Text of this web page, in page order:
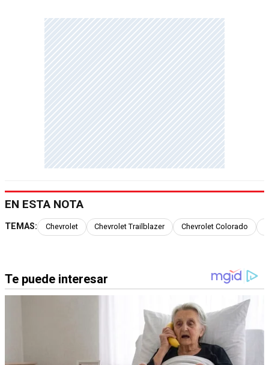
EN ESTA NOTA
TEMAS: Chevrolet Chevrolet Trailblazer Chevrolet Colorado